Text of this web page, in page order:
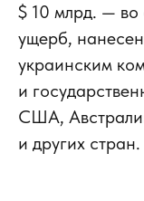
$ 10 млрд. — во
ущерб,
украинским
и
США,
и других стран.